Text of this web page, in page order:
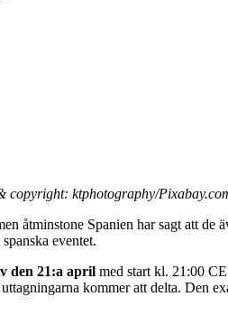
copyright: ktphotography/
åtminstone Spanien har sagt att
eventet.
den 21:a april med start kl. 21:00
kommer att delta. Den